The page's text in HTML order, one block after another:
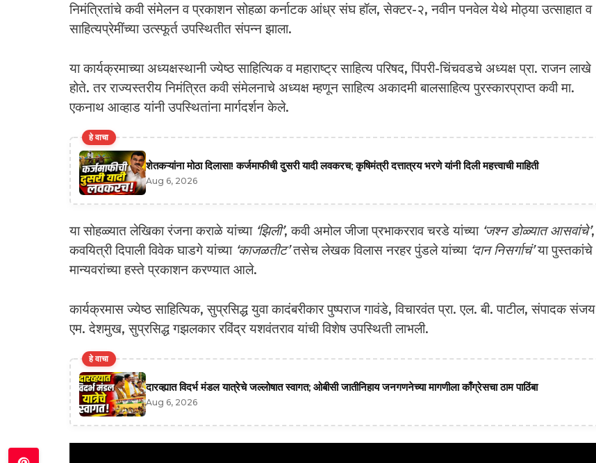
निमंत्रितांचे कवी संमेलन व प्रकाशन सोहळा कर्नाटक आंध्र संघ हॉल, सेक्टर-२, नवीन पनवेल येथे मोठ्या उत्साहात व
साहित्यप्रेमींच्या उत्स्फूर्त उपस्थितीत संपन्न झाला.
या कार्यक्रमाच्या अध्यक्षस्थानी ज्येष्ठ साहित्यिक व महाराष्ट्र साहित्य परिषद, पिंपरी-चिंचवडचे अध्यक्ष प्रा. राजन लाखे
होते. तर राज्यस्तरीय निमंत्रित कवी संमेलनाचे अध्यक्ष म्हणून साहित्य अकादमी बालसाहित्य पुरस्कारप्राप्त कवी मा.
एकनाथ आव्हाड यांनी उपस्थितांना मार्गदर्शन केले.
हे वाचा
शेतकऱ्यांना मोठा दिलासा! कर्जमाफीची दुसरी यादी लवकरच; कृषिमंत्री दत्तात्रय भरणे यांनी दिली महत्त्वाची माहिती
Aug 6, 2026
या सोहळ्यात लेखिका रंजना कराळे यांच्या ‘झिली’, कवी अमोल जीजा प्रभाकरराव चरडे यांच्या ‘जश्न डोळ्यात आसवांचे’,
कवयित्री दिपाली विवेक घाडगे यांच्या ‘काजळतीट’तसेच लेखक विलास नरहर पुंडले यांच्या ‘दान निसर्गाचं’या पुस्तकांचे
मान्यवरांच्या हस्ते प्रकाशन करण्यात आले.
कार्यक्रमास ज्येष्ठ साहित्यिक, सुप्रसिद्ध युवा कादंबरीकार पुष्पराज गावंडे, विचारवंत प्रा. एल. बी. पाटील, संपादक संजय
एम. देशमुख, सुप्रसिद्ध गझलकार रविंद्र यशवंतराव यांची विशेष उपस्थिती लाभली.
हे वाचा
दारव्ह्यात विदर्भ मंडल यात्रेचे जल्लोषात स्वागत; ओबीसी जातीनिहाय जनगणनेच्या मागणीला काँग्रेसचा ठाम पाठिंबा
Aug 6, 2026